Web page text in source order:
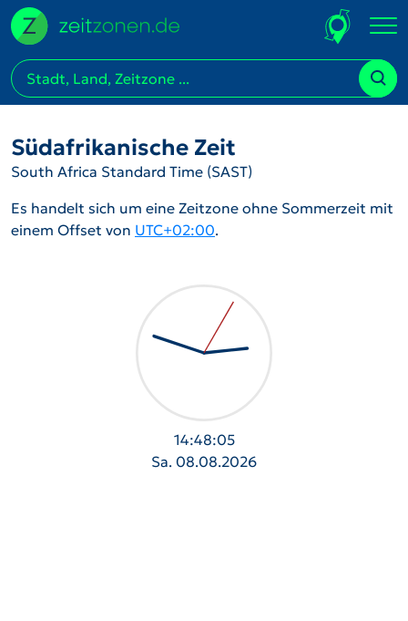
Südafrikanische Zeit
South Africa Standard Time (SAST)
Es handelt sich um eine Zeitzone ohne Sommerzeit mit
einem Offset von UTC+02:00.
14:48:05
Sa. 08.08.2026